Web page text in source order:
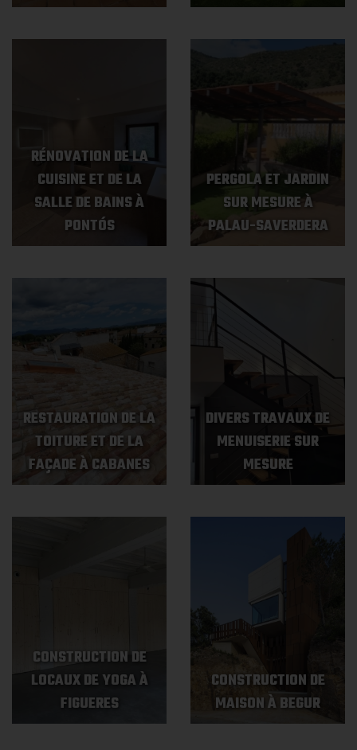
RÉNOVATION DE LA
CUISINE ET DE LA
SALLE DE BAINS À
PONTÓS
PERGOLA ET JARDIN
SUR MESURE À
PALAU-SAVERDERA
RESTAURATION DE LA
TOITURE ET DE LA
FAÇADE À CABANES
DIVERS TRAVAUX DE
MENUISERIE SUR
MESURE
CONSTRUCTION DE
LOCAUX DE YOGA À
FIGUERES
CONSTRUCTION DE
MAISON À BEGUR